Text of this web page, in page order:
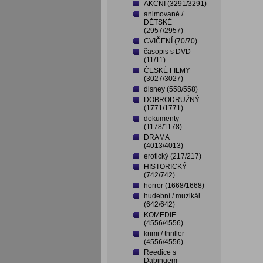
AKČNÍ (3291/3291)
animované /
DĚTSKÉ
(2957/2957)
CVIČENÍ (70/70)
časopis s DVD
(11/11)
ČESKÉ FILMY
(3027/3027)
disney (558/558)
DOBRODRUŽNÝ
(1771/1771)
dokumenty
(1178/1178)
DRAMA
(4013/4013)
erotický (217/217)
HISTORICKÝ
(742/742)
horror (1668/1668)
hudební / muzikál
(642/642)
KOMEDIE
(4556/4556)
krimi / thriller
(4556/4556)
Reedice s
Dabingem